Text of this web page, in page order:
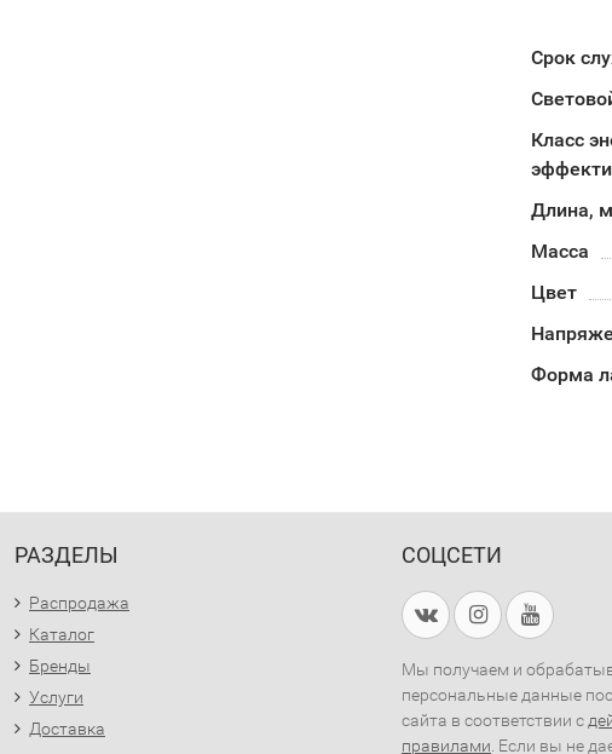
Срок
Класс
Длина,
Масса
Цвет
Форма
РАЗДЕЛЫ
Распродажа
Каталог
Бренды
Услуги
Доставка
СОЦСЕТИ
Мы получаем и
персональные данные
сайта в соответствии с
правилами . Если вы не